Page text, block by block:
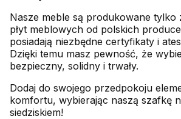
Nasze meble są produkowane tylko
płyt meblowych od polskich
posiadają niezbędne certyfikaty i
Dzięki temu masz pewność, że
bezpieczny, solidny i trwały.
Dodaj do swojego przedpokoju
komfortu, wybierając naszą szafkę
siedziskiem!